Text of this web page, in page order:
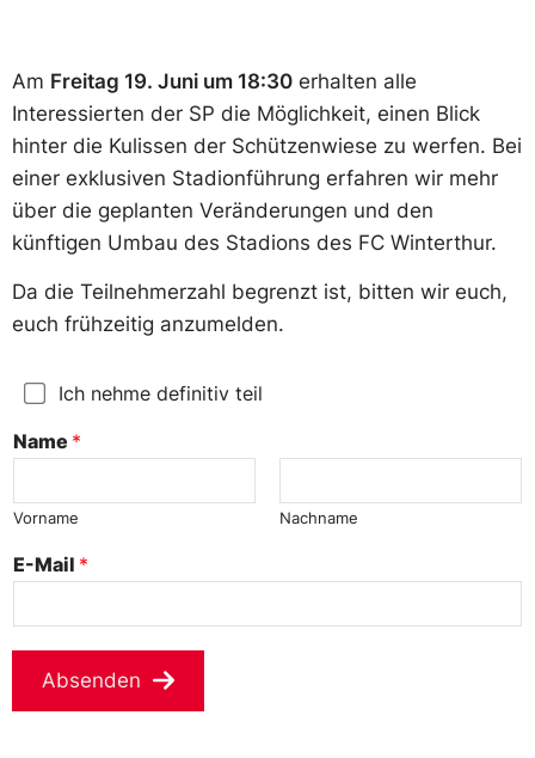
Am Freitag 19. Juni um 18:30 erhalten alle
Interessierten der SP die Möglichkeit, einen Blick
hinter die Kulissen der Schützenwiese zu werfen. Bei
einer exklusiven Stadionführung erfahren wir mehr
über die geplanten Veränderungen und den
künftigen Umbau des Stadions des FC Winterthur.
Da die Teilnehmerzahl begrenzt ist, bitten wir euch,
euch frühzeitig anzumelden.
Ich nehme definitiv teil
Name *
Vorname Nachname
E-Mail *
Absenden